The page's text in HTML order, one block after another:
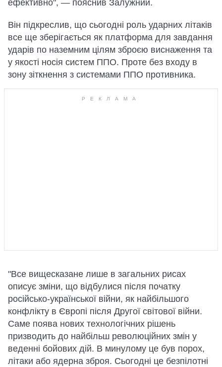
ефективно", — пояснив Залужний.
Він підкреслив, що сьогодні роль ударних літаків
все ще зберігається як платформа для завдання
ударів по наземним цілям зброєю виснаження та
у якості носія систем ППО. Проте без входу в
зону зіткнення з системами ППО противника.
"Все вищесказане лише в загальних рисах
описує зміни, що відбулися після початку
російсько-української війни, як найбільшого
конфлікту в Європі після Другої світової війни.
Саме поява нових технологічних рішень
призводить до найбільш революційних змін у
веденні бойових дій. В минулому це був порох,
літаки або ядерна зброя. Сьогодні це безпілотні